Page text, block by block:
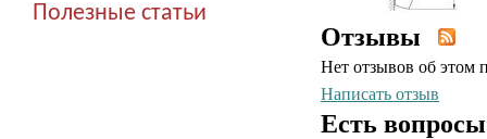
Полезные статьи
Отзывы
Нет отзывов об этом
Написать отзыв
Есть